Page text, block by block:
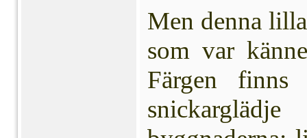
Men denna
som var
Färgen